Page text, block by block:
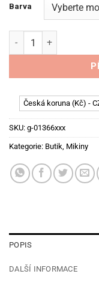
Barva
SPARCO mikina na
Česká koruna (Kč) -
SKU: g-01366xxx
Kategorie: Butik, Mikiny
POPIS
DALŠÍ INFORMACE